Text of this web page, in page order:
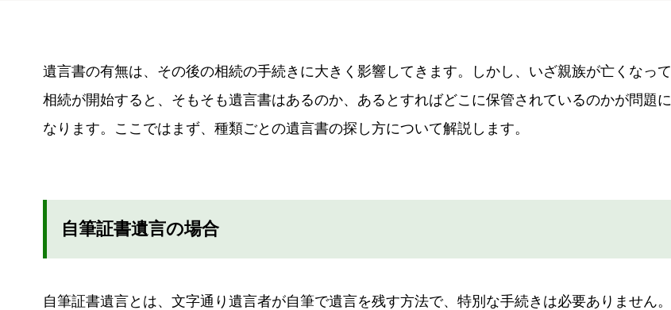
遺言書の有無は、その後の相続の手続きに大きく影響してきます。しかし、いざ親族が亡くなって
相続が開始すると、そもそも遺言書はあるのか、あるとすればどこに保管されているのかが問題に
なります。ここではまず、種類ごとの遺言書の探し方について解説します。
自筆証書遺言の場合
自筆証書遺言とは、文字通り遺言者が自筆で遺言を残す方法で、特別な手続きは必要ありません。